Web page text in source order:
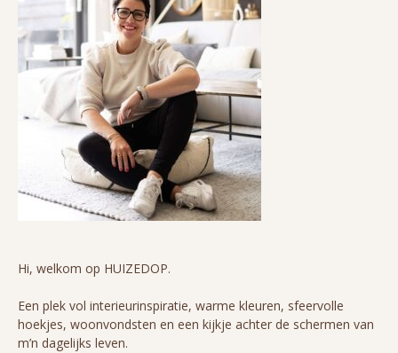
Hi, welkom op HUIZEDOP.
Een plek vol interieurinspiratie, warme kleuren, sfeervolle
hoekjes, woonvondsten en een kijkje achter de schermen van
m’n dagelijks leven.